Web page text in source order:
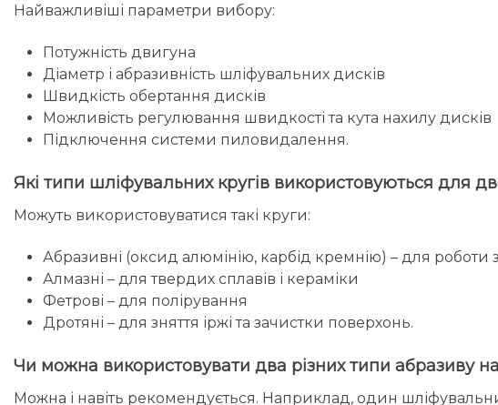
Найважливіші параметри вибору:
Потужність двигуна
Діаметр і абразивність шліфувальних дисків
Швидкість обертання дисків
Можливість регулювання швидкості та кута нахилу дисків
Підключення системи пиловидалення.
Які типи шліфувальних кругів використовуються для
Можуть використовуватися такі круги:
Абразивні (оксид алюмінію, карбід кремнію) – для роботи
Алмазні – для твердих сплавів і кераміки
Фетрові – для полірування
Дротяні – для зняття іржі та зачистки поверхонь.
Чи можна використовувати два різних типи абразиву
Можна і навіть рекомендується. Наприклад, один